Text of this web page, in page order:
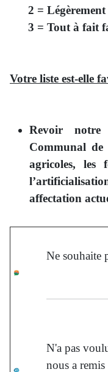
2 =
3 = Tout à fait
Votre liste est-elle
Revoir notre
Communal de
agricoles, les
affectation
Ne souhaite
N'a pas
nous a